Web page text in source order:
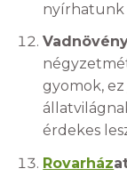
nyírhatunk
gyomok,
érdekes
Rovarház